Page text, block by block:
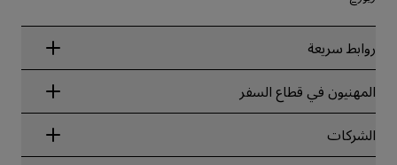
روابط سريعة
Radisson Rewards
ضمان أفضل سعر حجز عبر الإنترنت
Blog
الوجهات
المهنيون في قطاع السفر
الشركاء
الشركات